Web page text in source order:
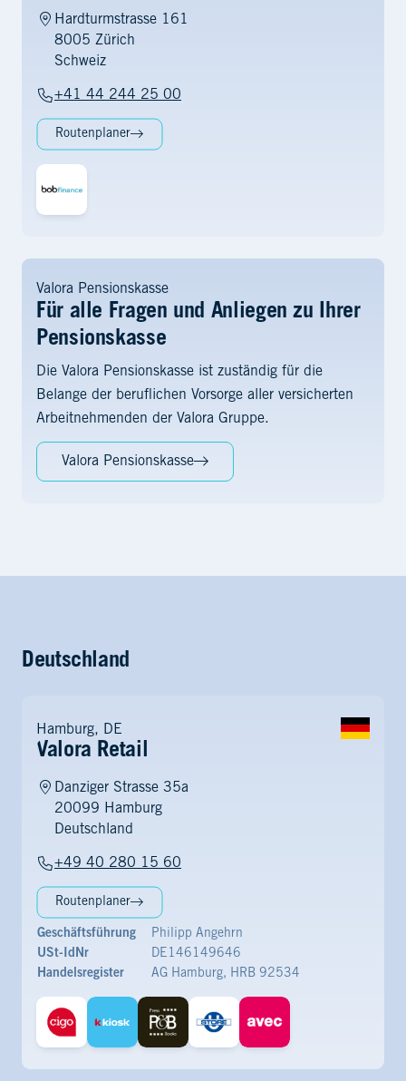
Hardturmstrasse 161
8005 Zürich
Schweiz
+41 44 244 25 00
Routenplaner
Valora Pensionskasse
Für alle Fragen und Anliegen zu Ihrer
Pensionskasse
Die Valora Pensionskasse ist zuständig für die
Belange der beruflichen Vorsorge aller versicherten
Arbeitnehmenden der Valora Gruppe.
Valora Pensionskasse
Deutschland
Hamburg, DE
Valora Retail
Danziger Strasse 35a
20099 Hamburg
Deutschland
+49 40 280 15 60
Routenplaner
Geschäftsführung
Philipp Angehrn
USt-IdNr
DE146149646
Handelsregister
AG Hamburg, HRB 92534